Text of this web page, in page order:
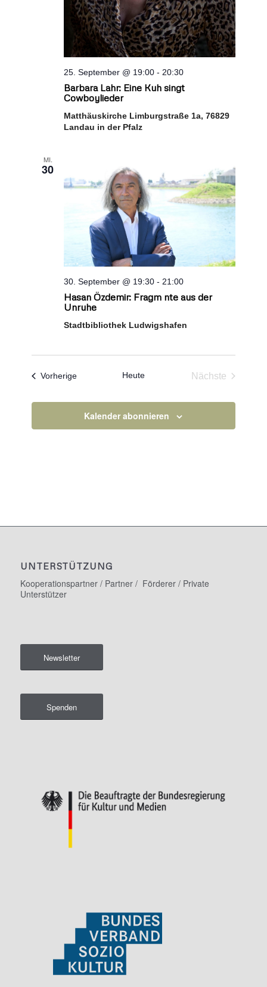
Barbara Lahr: Eine Kuh singt
Cowboylieder
25. September @ 19:00 - 20:30
Matthäuskirche Limburgstraße 1a, 76829
Landau in der Pfalz
MI.
30
Hasan Özdemir: Fragm nte aus der
Unruhe
30. September @ 19:30 - 21:00
Stadtbibliothek Ludwigshafen
VorherigeVeranstaltungen
Heute
Nächste
Kalender abonnieren
UNTERSTÜTZUNG
Kooperationspartner / Partner / Förderer / Private
Unterstützer
Newsletter
Spenden